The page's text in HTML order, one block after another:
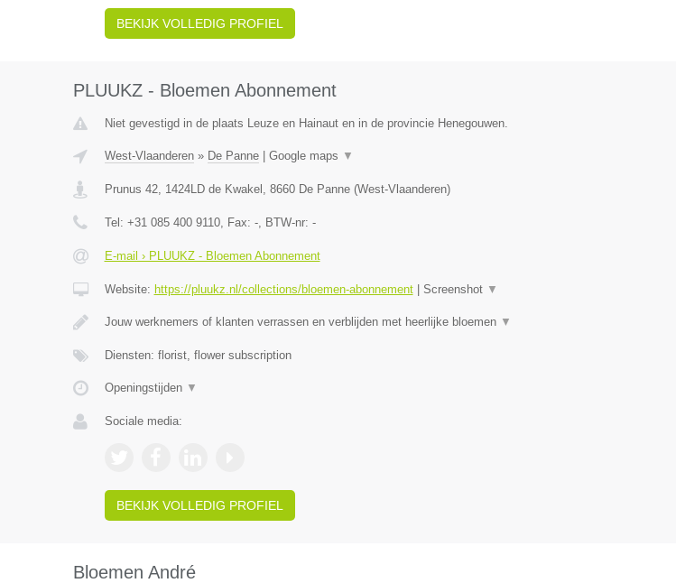
BEKIJK VOLLEDIG PROFIEL
PLUUKZ - Bloemen Abonnement
Niet gevestigd in de plaats Leuze en Hainaut en in de provincie Henegouwen.
West-Vlaanderen» De Panne| Google maps ▼
Prunus 42, 1424LD de Kwakel , 8660 De Panne(West-Vlaanderen)
Tel: +31 085 400 9110, Fax: -, BTW-nr: -
E-mail › PLUUKZ - Bloemen Abonnement
Website: https://pluukz.nl/collections/bloemen-abonnement| Screenshot ▼
Jouw werknemers of klanten verrassen en verblijden met heerlijke bloemen ▼
Diensten: florist, flower subscription
Openingstijden ▼
Sociale media:
BEKIJK VOLLEDIG PROFIEL
Bloemen André